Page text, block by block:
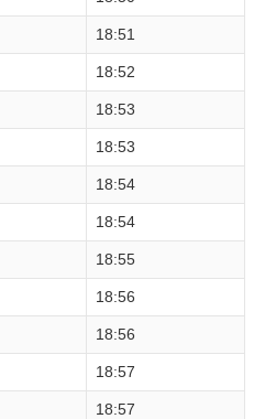
18:51
18:52
18:53
18:53
18:54
18:54
18:55
18:56
18:56
18:57
18:57